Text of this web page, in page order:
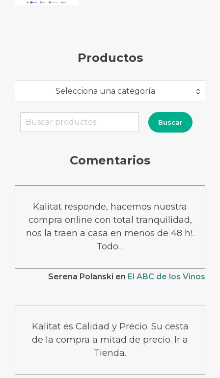
Productos
Selecciona una categoría
Buscar
Buscar
Comentarios
Kalitat responde, hacemos nuestra
compra online con total tranquilidad,
nos la traen a casa en menos de 48 h!.
Todo…
Serena Polanski en El ABC de los Vinos
Kalitat es Calidad y Precio. Su cesta
de la compra a mitad de precio. Ir a
Tienda.